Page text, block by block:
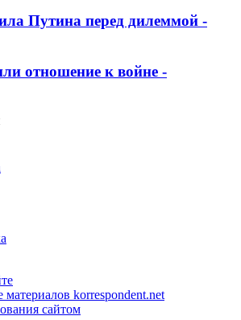
Путина перед дилеммой -
отношение к войне -
материалов korrespondent.net
сайтом